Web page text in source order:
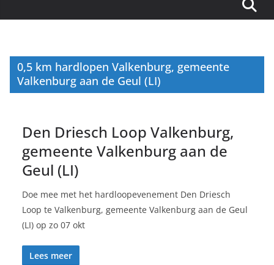
0,5 km hardlopen Valkenburg, gemeente
Valkenburg aan de Geul (LI)
Den Driesch Loop Valkenburg,
gemeente Valkenburg aan de
Geul (LI)
Doe mee met het hardloopevenement Den Driesch
Loop te Valkenburg, gemeente Valkenburg aan de Geul
(LI) op zo 07 okt
Lees meer